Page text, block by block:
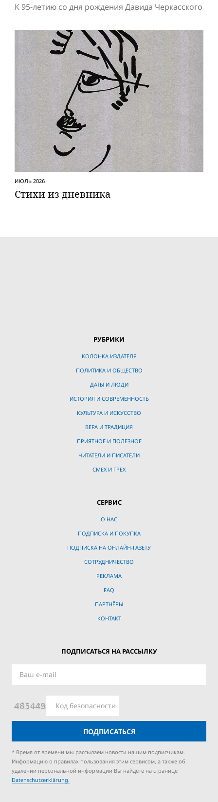
К 95-летию со дня рождения Давида Черкасского
ИЮЛЬ 2026
Стихи из дневника
РУБРИКИ
КОЛОНКА ИЗДАТЕЛЯ
ПОЛИТИКА И ОБЩЕСТВО
ДАТЫ И ЛЮДИ
ИСТОРИЯ И СОВРЕМЕННОСТЬ
КУЛЬТУРА И ИСКУССТВО
ВЕРА И ТРАДИЦИЯ
ПРИЯТНОЕ И ПОЛЕЗНОЕ
ЧИТАТЕЛИ И ПИСАТЕЛИ
СМЕХ И ГРЕХ
СЕРВИС
О НАС
ПОДПИСКА И ПОКУПКА
ПОДПИСКА НА ОНЛАЙН-ГАЗЕТУ
СОТРУДНИЧЕСТВО
РЕКЛАМА
FAQ
ПАРТНЁРЫ
КОНТАКТ
ПОДПИСАТЬСЯ НА РАССЫЛКУ
ПОДПИСАТЬСЯ
* Время от времени мы рассылаем новости нашим подписчикам.
Информацию о правилах пользования этим сервисом, а также об
удалении персональной информации Вы найдете на странице
Datenschutzerklärung.